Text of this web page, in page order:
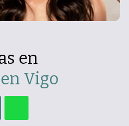
en
Vigo